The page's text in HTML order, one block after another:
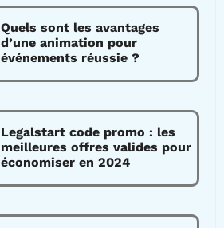
Quels sont les avantages
d’une animation pour
événements réussie ?
Legalstart code promo : les
meilleures offres valides pour
économiser en 2024